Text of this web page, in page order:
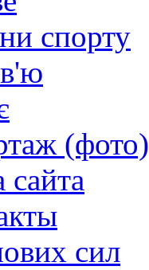
спорту
(фото)
сайта
сил